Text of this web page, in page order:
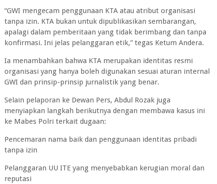
“GWI mengecam penggunaan KTA atau atribut organisasi
tanpa izin. KTA bukan untuk dipublikasikan sembarangan,
apalagi dalam pemberitaan yang tidak berimbang dan tanpa
konfirmasi. Ini jelas pelanggaran etik,” tegas Ketum Andera.
Ia menambahkan bahwa KTA merupakan identitas resmi
organisasi yang hanya boleh digunakan sesuai aturan internal
GWI dan prinsip-prinsip jurnalistik yang benar.
Selain pelaporan ke Dewan Pers, Abdul Rozak juga
menyiapkan langkah berikutnya dengan membawa kasus ini
ke Mabes Polri terkait dugaan:
Pencemaran nama baik dan penggunaan identitas pribadi
tanpa izin
Pelanggaran UU ITE yang menyebabkan kerugian moral dan
reputasi